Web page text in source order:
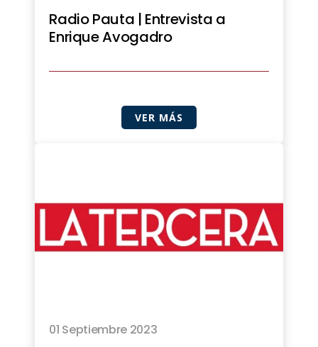
Radio Pauta | Entrevista a
Enrique Avogadro
VER MÁS
01 Septiembre 2023